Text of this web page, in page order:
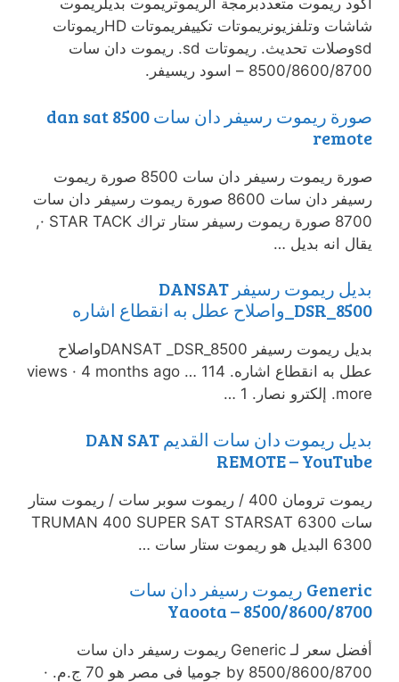
اكود ريموت متعددبرمجة الريموتريموت بديلريموت
شاشات وتلفزيونريموتات تكييفريموتات HDريموتات
sdوصلات تحديث. ريموتات sd. ريموت دان سات
8500/8600/8700 – اسود ريسيفر.
صورة ريموت رسيفر دان سات 8500 dan sat
remote
صورة ريموت رسيفر دان سات 8500 صورة ريموت
رسيفر دان سات 8600 صورة ريموت رسيفر دان سات
8700 صورة ريموت رسيفر ستار تراك STAR TACK ·,
يقال انه بديل …
بديل ريموت رسيفر DANSAT
_DSR_8500واصلاح عطل به انقطاع اشاره
بديل ريموت رسيفر DANSAT _DSR_8500واصلاح
عطل به انقطاع اشاره. 114 views · 4 months ago …
more. إلكترو نصار. 1 …
بديل ريموت دان سات القديم DAN SAT
REMOTE – YouTube
ريموت ترومان 400 / ريموت سوبر سات / ريموت ستار
سات 6300 TRUMAN 400 SUPER SAT STARSAT
6300 البديل هو ريموت ستار سات …
Generic ريموت رسيفر دان سات
8500/8600/8700 – Yaoota
أفضل سعر لـ Generic ريموت رسيفر دان سات
8500/8600/8700 by جوميا فى مصر هو 70 ج.م. ·